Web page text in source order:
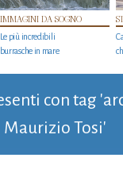
IMMAGINI DA SOGNO
Le più incredibili
burrasche in mare
con tag
Maurizio Tosi'